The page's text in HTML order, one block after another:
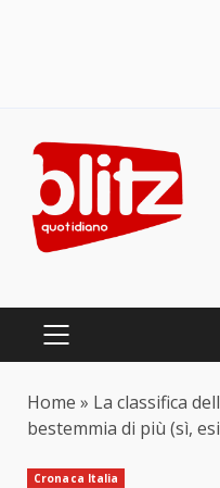
content
PRIMARY
Home » La classifica
bestemmia di più (sì,
Cronaca Italia